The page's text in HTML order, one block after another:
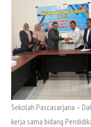
Sekolah Pascasarjana –
kerja sama bidang